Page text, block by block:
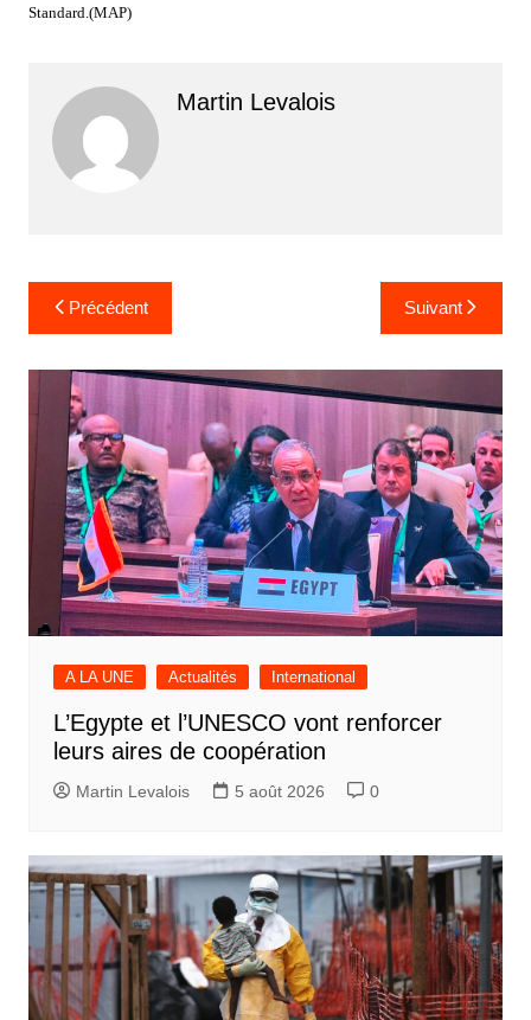
Standard.(MAP)
Martin Levalois
Navigation
de
l’article
Précédent Suivant
A LA UNE Actualités International
L’Egypte et l’UNESCO vont renforcer
leurs aires de coopération
Martin Levalois 5 août 2026 0